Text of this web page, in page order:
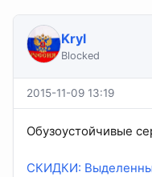
Kryl
Blocked
2015-11-09 13:19
Обузоустойчивые
СКИДКИ: